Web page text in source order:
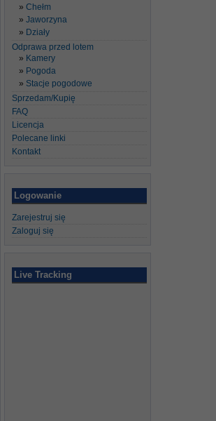
Chełm
Jaworzyna
Działy
Odprawa przed lotem
Kamery
Pogoda
Stacje pogodowe
Sprzedam/Kupię
FAQ
Licencja
Polecane linki
Kontakt
Logowanie
Zarejestruj się
Zaloguj się
Live Tracking